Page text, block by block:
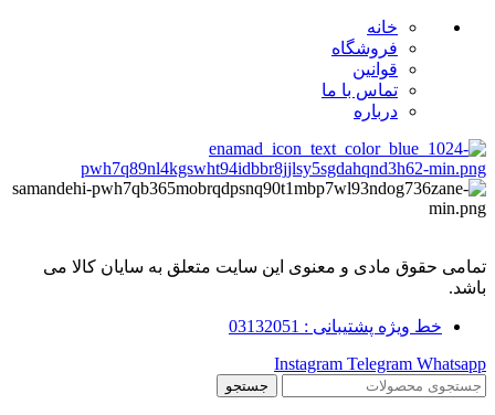
خانه
فروشگاه
قوانین
تماس با ما
درباره
تمامی حقوق مادی و معنوی این سایت متعلق به سایان کالا می
باشد.
خط ویژه پشتیبانی : 03132051
Instagram Telegram Whatsapp
جستجو